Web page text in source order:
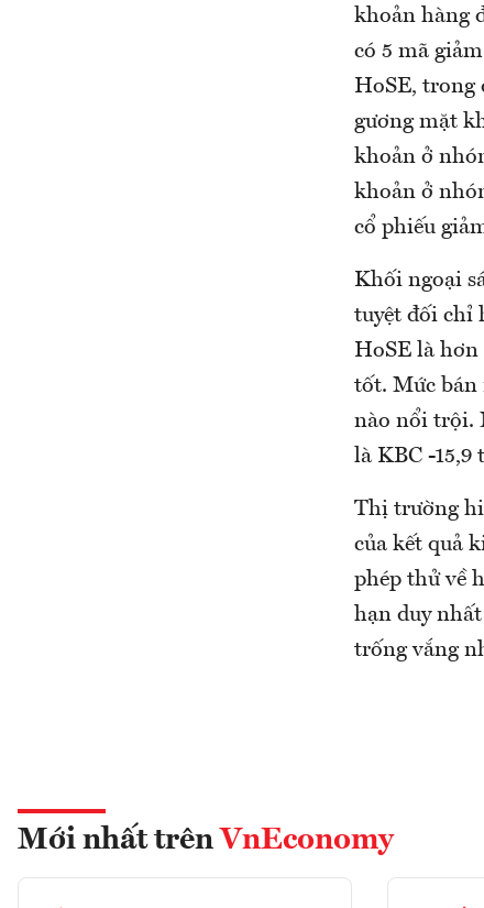
khoản hàng
có 5 mã
HoSE, trong
gương mặt
khoản ở
khoản ở
cổ phiếu
Khối ngoại
tuyệt đối chỉ
HoSE là
tốt. Mức bán
nào nổi trội.
là KBC -15,9
Thị trường
của kết quả
phép thử về
hạn duy
trống vắng
Mới nhất trên VnEconomy